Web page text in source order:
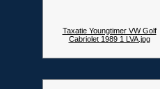
Taxatie Youngtimer VW Golf
Cabriolet 1989 1 LVA.jpg